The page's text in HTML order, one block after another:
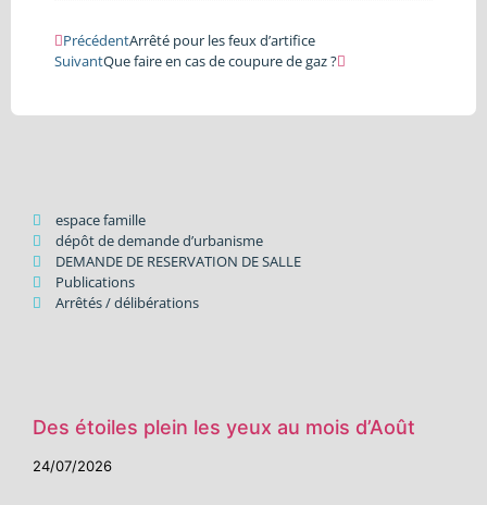
PrécédentArrêté pour les feux d’artifice
SuivantQue faire en cas de coupure de gaz ?
espace famille
dépôt de demande d’urbanisme
DEMANDE DE RESERVATION DE SALLE
Publications
Arrêtés / délibérations
Des étoiles plein les yeux au mois d’Août
24/07/2026